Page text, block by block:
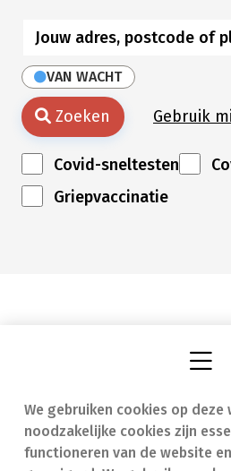
We gebruiken cookies op
noodzakelijke cookies zijn
functioneren van de website
VAN WACHT
Zoeken Gebruik
Covid-sneltesten
Griepvaccinatie
Vind een apotheek
Onze expertise
In